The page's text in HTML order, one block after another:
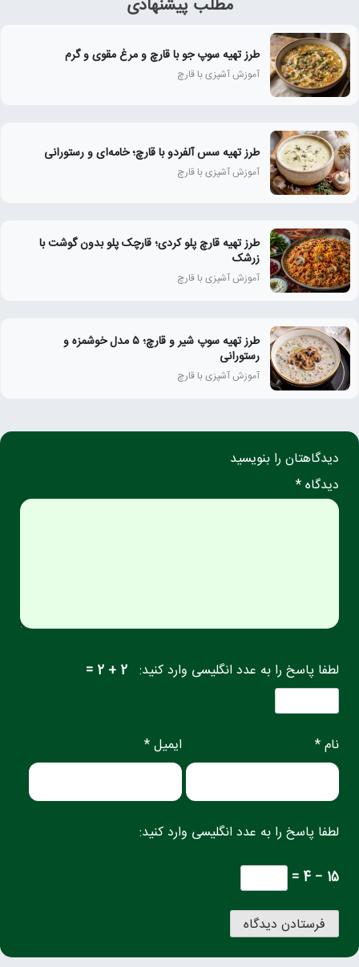
مطلب پیشنهادی
طرز تهیه سوپ جو با قارچ و مرغ مقوی و گرم
آموزش آشپزی با قارچ
طرز تهیه سس آلفردو با قارچ؛ خامه‌ای و رستورانی
آموزش آشپزی با قارچ
طرز تهیه قارچ پلو کردی؛ قارچک پلو بدون گوشت با
زرشک
آموزش آشپزی با قارچ
طرز تهیه سوپ شیر و قارچ؛ ۵ مدل خوشمزه و
رستورانی
آموزش آشپزی با قارچ
دیدگاهتان را بنویسید
دیدگاه *
لطفا پاسخ را به عدد انگلیسی وارد کنید: 2 + 2 =
نام * ایمیل *
لطفا پاسخ را به عدد انگلیسی وارد کنید:
15 − 4 =